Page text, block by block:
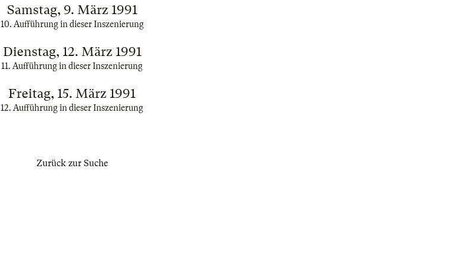
Samstag, 9. März 1991
10. Aufführung in dieser Inszenierung
Dienstag, 12. März 1991
11. Aufführung in dieser Inszenierung
Freitag, 15. März 1991
12. Aufführung in dieser Inszenierung
Zurück zur Suche